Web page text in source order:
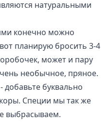
натуральными
конечно можно
планирую бросить 3-4
может и пару
необычное, пряное.
добавьте буквально
Специи мы так же
выбрасываем.